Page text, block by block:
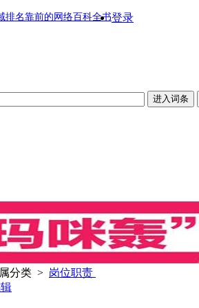
排名靠前的网络百科全书登录
分类 > 岗位职责